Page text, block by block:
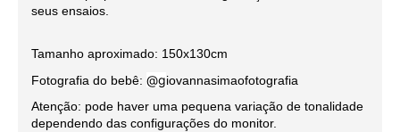
seus ensaios.
Tamanho aproximado: 150x130cm
Fotografia do bebê: @giovannasimaofotografia
Atenção: pode haver uma pequena variação de tonalidade
dependendo das configurações do monitor.